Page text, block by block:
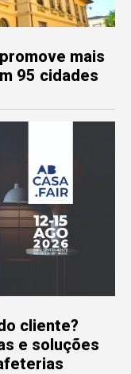
mais
95 cidades
cliente?
e soluções